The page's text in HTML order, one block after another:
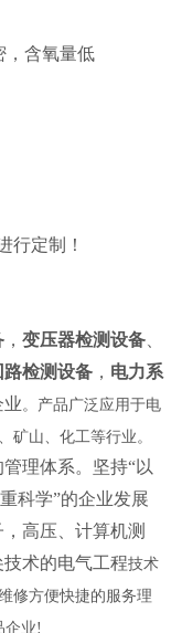
，含氧量低
行定制！
，变压器检测设备
路检测设备 ， 电力系
业。产品广泛应用于电
矿山、化工等行业。
理体系。坚持“以
科学”的企业发展
高压、计算机测
术的电气工程技术
修方便快捷的服务理
企业!